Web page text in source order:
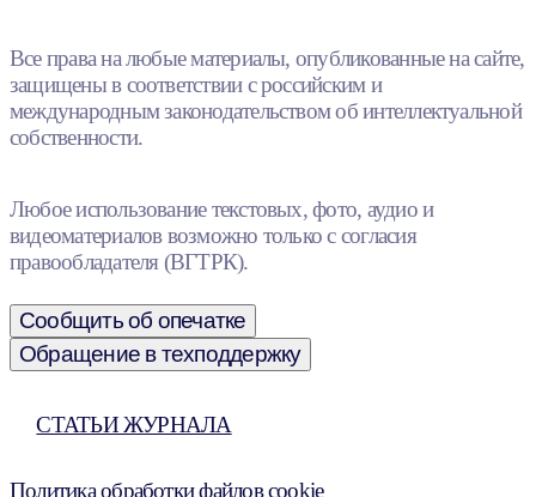
Все права на любые материалы, опубликованные на сайте,
защищены в соответствии с российским и
международным законодательством об интеллектуальной
собственности.
Любое использование текстовых, фото, аудио и
видеоматериалов возможно только с согласия
правообладателя (ВГТРК).
Сообщить об опечатке
Обращение в техподдержку
СТАТЬИ ЖУРНАЛА
Политика обработки файлов cookie